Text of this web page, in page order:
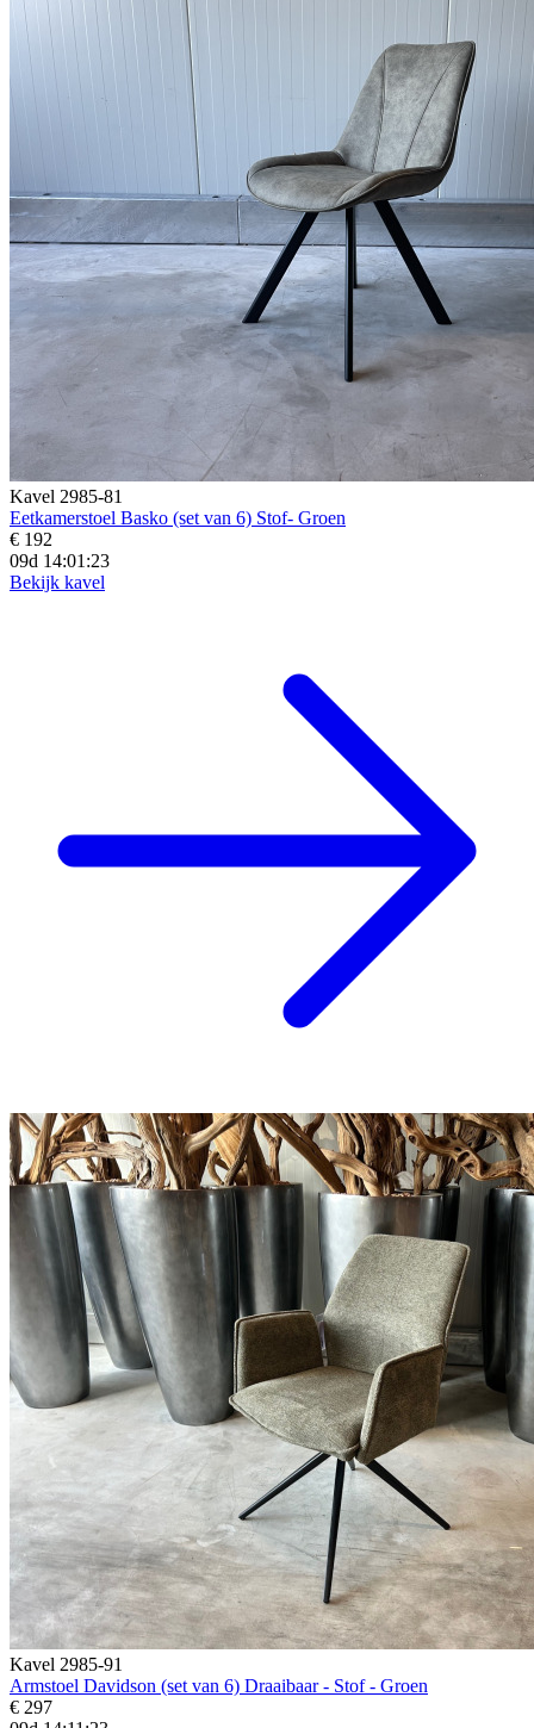
Kavel 2985-81
Eetkamerstoel Basko (set van 6) Stof- Groen
€ 192
09d 14:01:21
Bekijk kavel
Kavel 2985-91
Armstoel Davidson (set van 6) Draaibaar - Stof - Groen
€ 297